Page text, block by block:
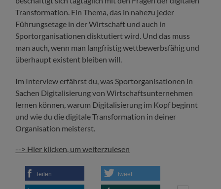
Transformation. Ein Thema, das in nahezu jeder
Führungsetage in der Wirtschaft und auch in
Sportorganisationen disktutiert wird. Und das muss
man auch, wenn man langfristig wettbewerbsfähig und
überhaupt existent bleiben will.
Im Interview erfährst du, was Sportorganisationen in
Sachen Digitalisierung von Wirtschaftsunternehmen
lernen können, warum Digitalisierung im Kopf beginnt
und wie du die digitale Transformation in deiner
Organisation meisterst.
--> Hier klicken, um weiterzulesen
teilen tweet